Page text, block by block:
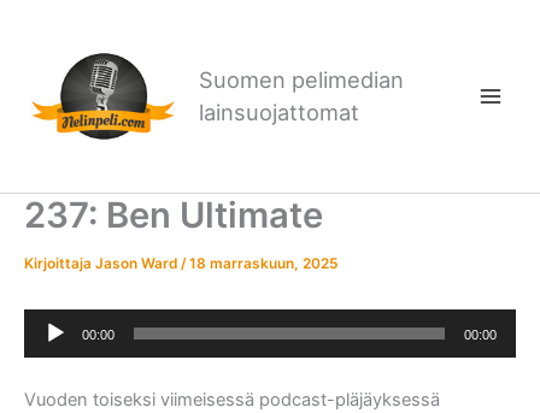
Suomen pelimedian
lainsuojattomat
237: Ben Ultimate
Kirjoittaja Jason Ward /18 marraskuun, 2025
Äänitoistin
00:00 00:00
Vuoden toiseksi viimeisessä podcast-pläjäyksessä